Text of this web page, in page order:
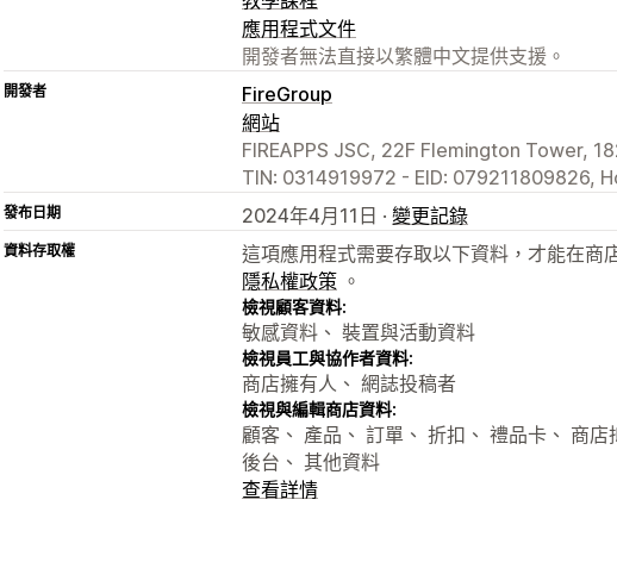
應用程式文件
開發者無法直接以繁體中文提供支援。
開發者
FireGroup
網站
FIREAPPS JSC, 22F Flemington Tower,
TIN: 0314919972 - EID: 079211809826,
發布日期 2024年4月11日 · 變更記錄
資料存取權
這項應用程式需要存取以下資料，才能在商
隱私權政策 。
檢視顧客資料:
敏感資料、 裝置與活動資料
檢視員工與協作者資料:
商店擁有人、 網誌投稿者
檢視與編輯商店資料:
顧客、 產品、 訂單、 折扣、 禮品卡、 商
後台、 其他資料
查看詳情